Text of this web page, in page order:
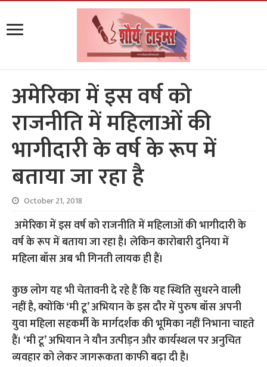
अमेरिका में इस वर्ष को
राजनीति में महिलाओं की
भागीदारी के वर्ष के रूप में
बताया जा रहा है
October 21, 2018
अमेरिका में इस वर्ष को राजनीति में महिलाओं की भागीदारी के
वर्ष के रूप में बताया जा रहा है। लेकिन कारोबारी दुनिया में
महिला बॉस अब भी गिनती लायक ही हैं।
कुछ लोग यह भी चेतावनी दे रहे हैं कि यह स्थिति सुधरने वाली
नहीं है, क्योंकि ‘मी टू’ अभियान के इस दौर में पुरुष बॉस अपनी
युवा महिला सहकर्मी के मार्गदर्शक की भूमिका नहीं निभाना चाहते
हैं। ‘मी टू’ अभियान ने यौन उत्पीड़न और कार्यस्थल पर अनुचित
व्यवहार को लेकर जागरूकता काफी बढ़ा दी है।